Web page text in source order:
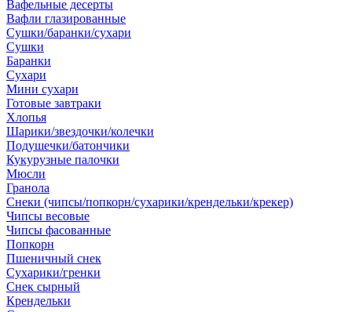
Вафельные десерты
Вафли глазированные
Сушки/баранки/сухари
Сушки
Баранки
Сухари
Мини сухари
Готовые завтраки
Хлопья
Шарики/звездочки/колечки
Подушечки/батончики
Кукурузные палочки
Мюсли
Гранола
Снеки (чипсы/попкорн/сухарики/крендельки/крекер)
Чипсы весовые
Чипсы фасованные
Попкорн
Пшеничный снек
Сухарики/гренки
Снек сырный
Крендельки